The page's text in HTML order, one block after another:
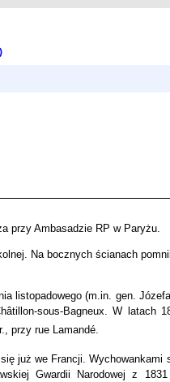
przy Ambasadzie RP w Paryżu.
Na bocznych ścianach
listopadowego (m.in. gen.
sous-Bagneux. W latach
przy rue Lamandé.
już we Francji. Wychowankami
Gwardii Narodowej z